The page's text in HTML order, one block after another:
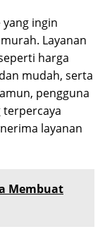
yang ingin
Layanan
harga
mudah, serta
pengguna
terpercaya
layanan
Membuat